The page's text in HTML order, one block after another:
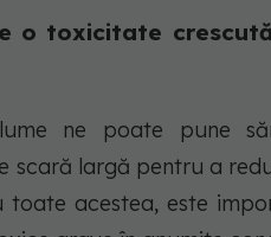
o toxicitate
ne poate pune
scară largă pentru a
toate acestea, este